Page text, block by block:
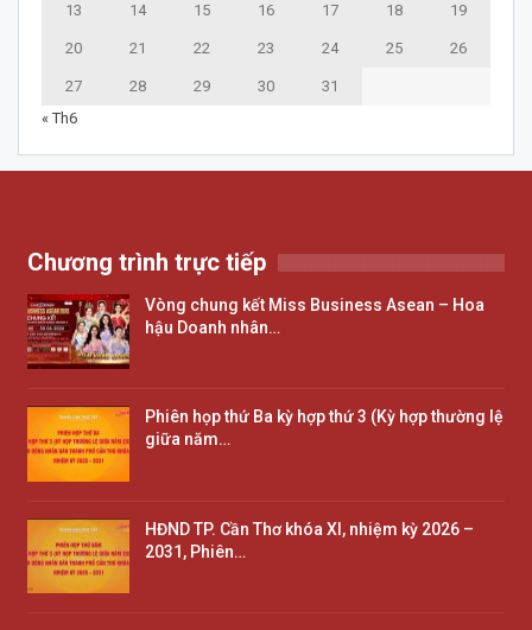
13 14 15 16 17 18 19
20 21 22 23 24 25 26
27 28 29 30
31
« Th6
Chương trình trực tiếp
Vòng chung kết Miss Business Asean – Hoa
hậu Doanh nhân…
Phiên họp thứ Ba kỳ hợp thứ 3 (Kỳ hợp thường lệ
giữa năm…
HĐND TP. Cần Thơ khóa XI, nhiệm kỳ 2026 –
2031, Phiên…